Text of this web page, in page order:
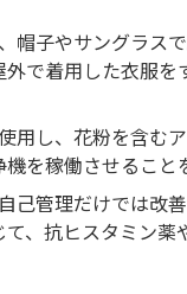
帽子やサングラス
で着用した衣服を
用し、花粉を含む
を稼働させること
己管理だけでは改
、抗ヒスタミン薬